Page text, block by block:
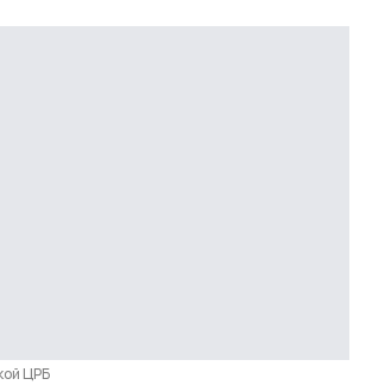
ЦРБ